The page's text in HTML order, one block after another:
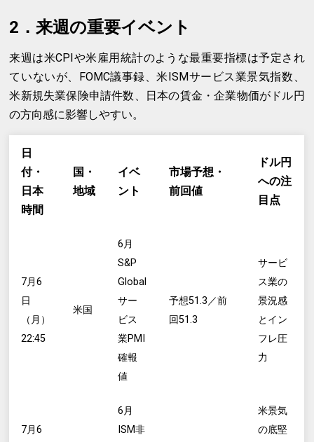
2．来週の重要イベント
来週は米CPIや米雇用統計のような最重要指標は予定され
ていないが、FOMC議事録、米ISMサービス業景気指数、
米新規失業保険申請件数、日本の賃金・企業物価がドル円
の方向感に影響しやすい。
日
付・
日本
時間
国・
地域
イベ
ント
市場予想・
前回値
ドル円
への注
目点
7月6
日
（月）
22:45
米国
6月
S&P
Global
サー
ビス
業PMI
確報
値
予想51.3／前
回51.3
サービ
ス業の
景況感
とイン
フレ圧
力
7月6
6月
ISM非
米景気
の底堅